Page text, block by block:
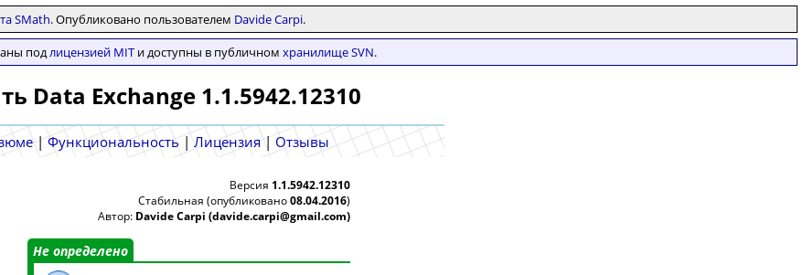
SMath. Опубликовано пользователем Davide Carpi.
подлицензией MIT и доступны в публичном хранилище SVN.
Data Exchange 1.1.5942.12310
| Функциональность | Лицензия | Отзывы
Версия 1.1.5942.12310
Стабильная (опубликовано08.04.2016)
Автор: Davide Carpi (davide.carpi@gmail.com)
Не определено